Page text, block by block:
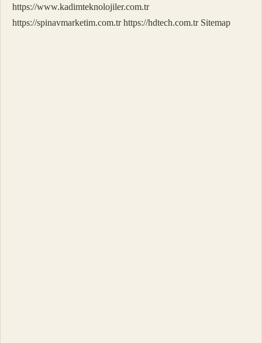
https://www.kadimteknolojiler.com.tr
https://spinavmarketim.com.tr https://hdtech.com.tr Sitemap